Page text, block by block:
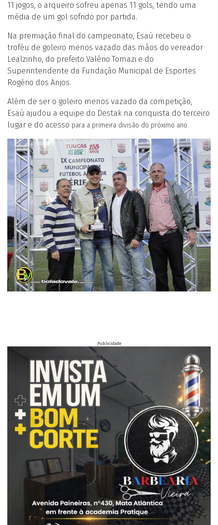
11 jogos, o arqueiro sofreu apenas 11 gols, tendo uma
média de um gol sofrido por partida.
Na premiação final do campeonato, Esaú recebeu o
troféu de goleiro menos vazado das mãos do vereador
Lealzinho, do prefeito Valério Tomazi e do
Superintendente da Fundação Municipal de Esportes
Rogério dos Anjos.
Além de ser o goleiro menos vazado da competição,
Esaú ajudou a equipe do Destak na conquista do terceiro
lugar e do acesso para a primeira divisão do próximo ano.
Publicidade